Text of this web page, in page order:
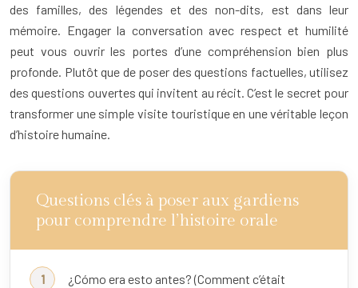
des familles, des légendes et des non-dits, est dans leur
mémoire. Engager la conversation avec respect et humilité
peut vous ouvrir les portes d’une compréhension bien plus
profonde. Plutôt que de poser des questions factuelles, utilisez
des questions ouvertes qui invitent au récit. C’est le secret pour
transformer une simple visite touristique en une véritable leçon
d’histoire humaine.
Questions clés à poser aux gardiens
pour comprendre l’histoire orale
¿Cómo era esto antes? (Comment c’était